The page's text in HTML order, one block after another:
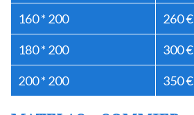
160 * 200 260 €
180 * 200 300 €
200 * 200 350 €